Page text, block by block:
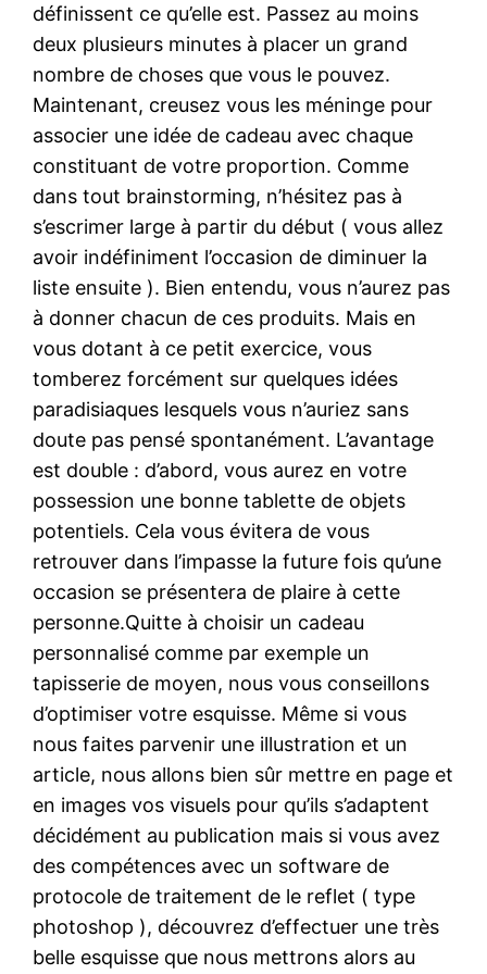
définissent ce qu’elle est. Passez au moins
deux plusieurs minutes à placer un grand
nombre de choses que vous le pouvez.
Maintenant, creusez vous les méninge pour
associer une idée de cadeau avec chaque
constituant de votre proportion. Comme
dans tout brainstorming, n’hésitez pas à
s’escrimer large à partir du début ( vous allez
avoir indéfiniment l’occasion de diminuer la
liste ensuite ). Bien entendu, vous n’aurez pas
à donner chacun de ces produits. Mais en
vous dotant à ce petit exercice, vous
tomberez forcément sur quelques idées
paradisiaques lesquels vous n’auriez sans
doute pas pensé spontanément. L’avantage
est double : d’abord, vous aurez en votre
possession une bonne tablette de objets
potentiels. Cela vous évitera de vous
retrouver dans l’impasse la future fois qu’une
occasion se présentera de plaire à cette
personne.Quitte à choisir un cadeau
personnalisé comme par exemple un
tapisserie de moyen, nous vous conseillons
d’optimiser votre esquisse. Même si vous
nous faites parvenir une illustration et un
article, nous allons bien sûr mettre en page et
en images vos visuels pour qu’ils s’adaptent
décidément au publication mais si vous avez
des compétences avec un software de
protocole de traitement de le reflet ( type
photoshop ), découvrez d’effectuer une très
belle esquisse que nous mettrons alors au